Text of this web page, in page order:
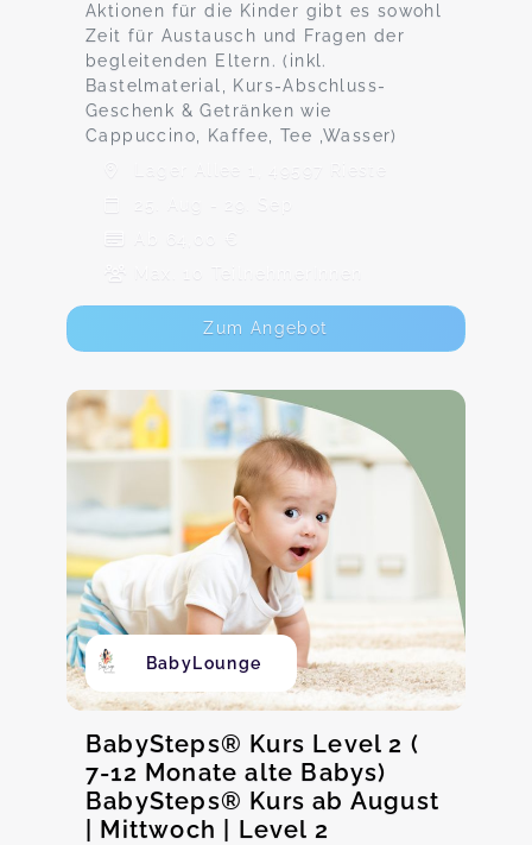
Aktionen für die Kinder gibt es sowohl
Zeit für Austausch und Fragen der
begleitenden Eltern. (inkl.
Bastelmaterial, Kurs-Abschluss-
Geschenk & Getränken wie
Cappuccino, Kaffee, Tee ,Wasser)
Lager Allee 1, 49597 Rieste
25. Aug - 29. Sep
Ab 64,00 €
Max. 10 TeilnehmerInnen
Zum Angebot
BabyLounge
BabySteps® Kurs Level 2 (
7-12 Monate alte Babys)
BabySteps® Kurs ab August
| Mittwoch | Level 2